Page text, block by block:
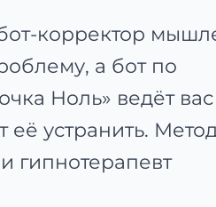
корректор
а бот по
Ноль» ведёт
устранить.
гипнотерапевт